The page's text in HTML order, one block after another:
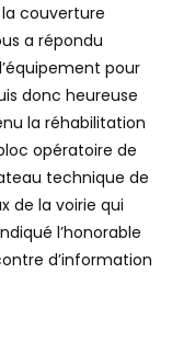
couverture
a répondu
pour
donc heureuse
la réhabilitation
opératoire de
technique de
de la voirie qui
l’honorable
d’information